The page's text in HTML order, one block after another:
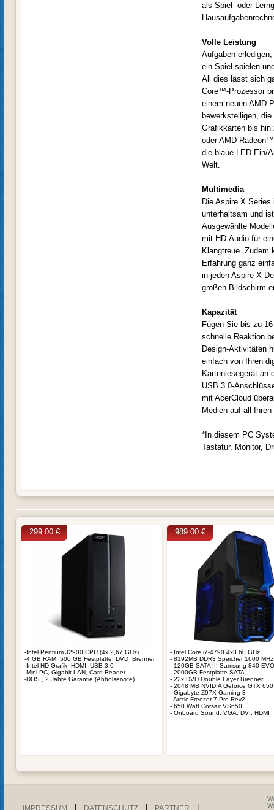
als Spiel- oder
Volle Leistung
Aufgaben
ein Spiel spielen
All dies lässt sich
Core™-Prozessor
einem neuen AMD-
bewerkstelligen,
Grafikkarten bis
oder AMD
die blaue LED-Ein/
Welt.
Multimedia
Die Aspire X
unterhaltsam und
Ausgewählte
mit HD-Audio für
Klangtreue. Zudem
Erfahrung ganz
in jeden Aspire X
großen Bildschirm
Kapazität
Fügen Sie bis zu
schnelle Reaktion
Design-Aktivitäten
einfach von Ihren
Kartenlesegerät an
USB 3.0-
mit AcerCloud
Medien auf all
*In diesem PC
Tastatur, Monitor,
299.00 €
-Intel Pentium J2900 CPU (4x 2,67 GHz)
-4 GB RAM, 500 GB Festplatte, DVD Brenner
-Intel-HD Grafik, HDMI, USB 3.0
-Mini-PC, Gigabit LAN, Card Reader
-DOS , 2 Jahre Garantie (Abholservice)
989.00 €
- Intel Core i7-4790 4x3.60 GHz
- 8192MB DDR3 Speicher 1600 MHz
- 120GB SATA III Samsung 840
- 2000GB Festplatte SATA
- 22x DVD Double Layer Brenner
- 2048 MB NVIDIA Geforce GTX 650
- Gigabyte Z97X Gaming 3
- Arctic Freezer 7 Pro Rev2
- 650 Watt Corsair VS650
- Onboard Sound, VGA, DVI, HDMI
IMPRESSUM DATENSCHUTZ PARTNER